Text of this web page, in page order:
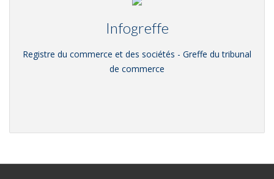
Infogreffe
Registre du commerce et des sociétés - Greffe du tribunal
de commerce